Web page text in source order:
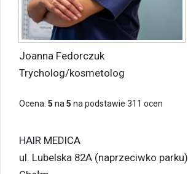
Joanna Fedorczuk
Trycholog/kosmetolog
Ocena: 5 na 5 na podstawie 311 ocen
HAIR MEDICA
ul. Lubelska 82A (naprzeciwko parku)